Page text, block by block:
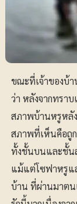
ขณะที่เจ้าของบ้
ว่า หลังจากทราบ
สภาพบ้านหรูหลั
สภาพที่เห็นคือถู
ทั้งชั้นบนและชั้น
แม้แต่โซฟาหรูแ
บ้าน ที่ผ่านมาตน